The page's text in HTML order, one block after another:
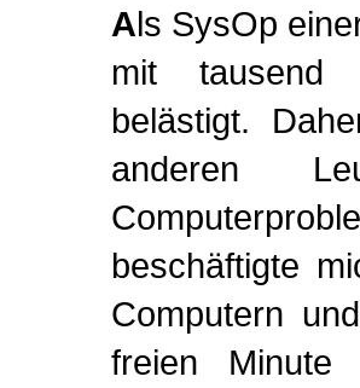
Als SysOp
mit tausend
belästigt.
anderen
beschäftigte
Computern
freien Minute